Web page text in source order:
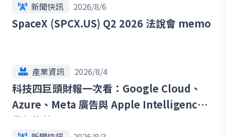
新聞快訊 2026/8/6
SpaceX (SPCX.US) Q2 2026 法說會 memo
產業資訊 2026/8/4
科技四巨頭財報一次看：Google Cloud、
Azure、Meta 廣告與 Apple Intelligence
最新趨勢